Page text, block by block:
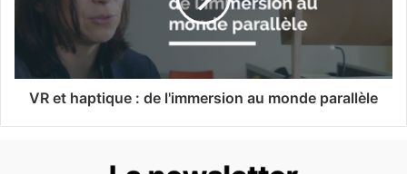
VR et haptique : de l'immersion au monde parallèle